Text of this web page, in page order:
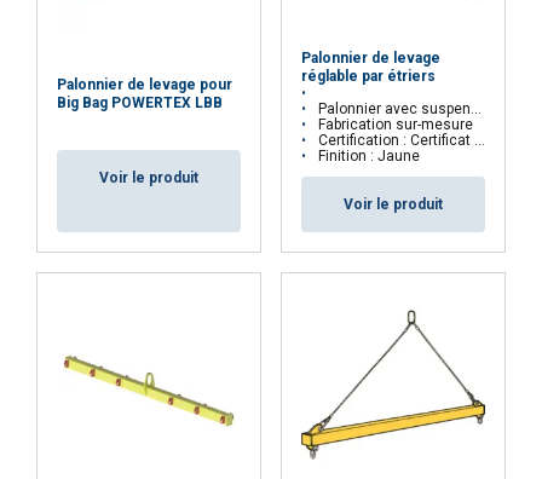
Envoyer
Palonnier de levage pour
Big Bag POWERTEX LBB
Voir le produit
Palonnier de levage
réglable par étriers
Palonnier avec suspension par anneau central réglable par étriers
Fabrication sur-mesure
Certification : Certificat CE
Finition : Jaune
Voir le produit
FRENCH
Ce site Web utilise des cookies